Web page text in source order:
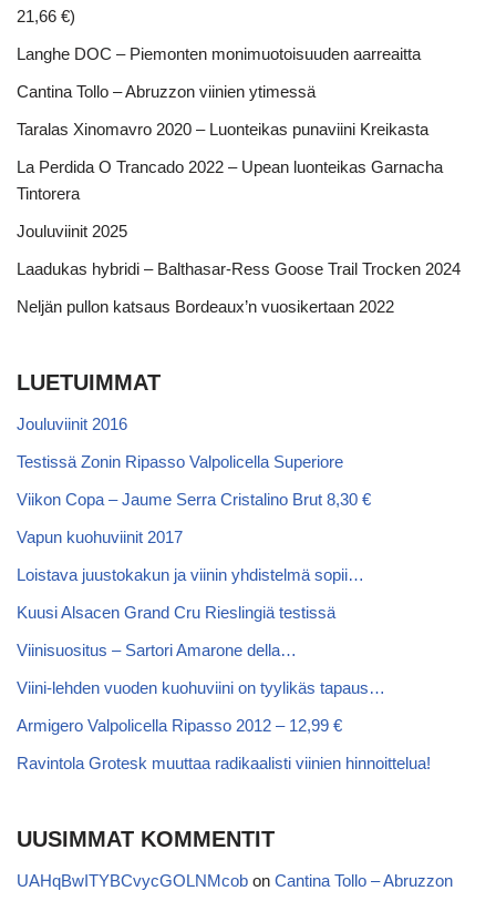
21,66 €)
Langhe DOC – Piemonten monimuotoisuuden aarreaitta
Cantina Tollo – Abruzzon viinien ytimessä
Taralas Xinomavro 2020 – Luonteikas punaviini Kreikasta
La Perdida O Trancado 2022 – Upean luonteikas Garnacha
Tintorera
Jouluviinit 2025
Laadukas hybridi – Balthasar-Ress Goose Trail Trocken 2024
Neljän pullon katsaus Bordeaux’n vuosikertaan 2022
LUETUIMMAT
Jouluviinit 2016
Testissä Zonin Ripasso Valpolicella Superiore
Viikon Copa – Jaume Serra Cristalino Brut 8,30 €
Vapun kuohuviinit 2017
Loistava juustokakun ja viinin yhdistelmä sopii…
Kuusi Alsacen Grand Cru Rieslingiä testissä
Viinisuositus – Sartori Amarone della…
Viini-lehden vuoden kuohuviini on tyylikäs tapaus…
Armigero Valpolicella Ripasso 2012 – 12,99 €
Ravintola Grotesk muuttaa radikaalisti viinien hinnoittelua!
UUSIMMAT KOMMENTIT
UAHqBwITYBCvycGOLNMcob on Cantina Tollo – Abruzzon